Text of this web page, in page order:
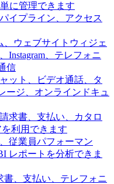
に管理できます
イプライン、アクセス
、ウェブサイトウィジェ
Instagram、テレフォニ
信
ット、ビデオ通話、タ
ージ、オンラインドキュ
求書、支払い、カタロ
利用できます
従業員パフォーマン
レポートを分析できま
書、支払い、テレフォニ